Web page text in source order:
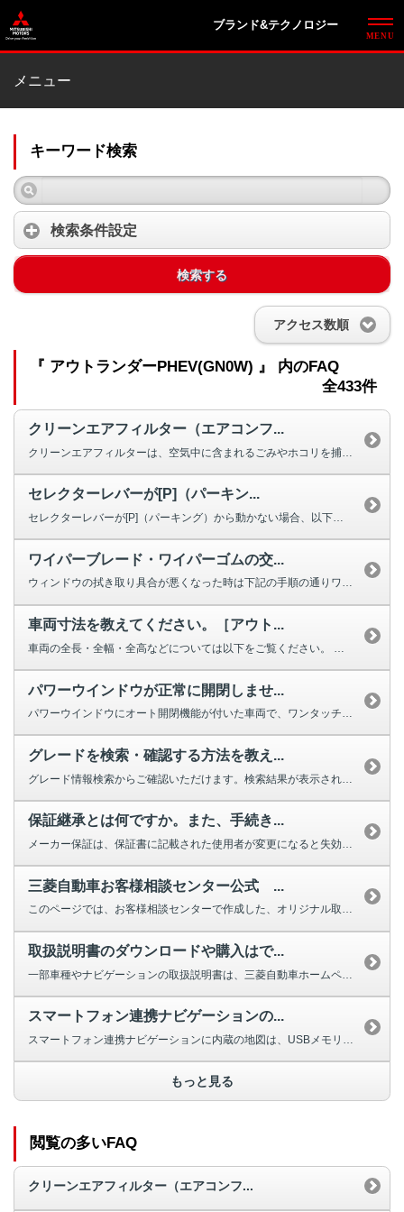
ブランド&テクノロジー
メニュー
キーワード検索
検索条件設定
検索する
アクセス数順
『 アウトランダーPHEV(GN0W) 』 内のFAQ
全433件
クリーンエアフィルター（エアコンフ...
セレクターレバーが[P]（パーキン...
セレクターレバーが[P]（パーキング）から動かない場合、以下を確認してくだ...
ワイパーブレード・ワイパーゴムの交...
ウィンドウの拭き取り具合が悪くなった時は下記の手順の通りワイパーの交換をし...
車両寸法を教えてください。［アウト...
車両の全長・全幅・全高などについては以下をご覧ください。 車両寸法 2...
パワーウインドウが正常に開閉しませ...
パワーウインドウにオート開閉機能が付いた車両で、ワンタッチで完全に閉じ...
グレードを検索・確認する方法を教え...
保証継承とは何ですか。また、手続き...
メーカー保証は、保証書に記載された使用者が変更になると失効しますが、車両の...
三菱自動車お客様相談センター公式 ...
このページでは、お客様相談センターで作成した、オリジナル取扱説明動画を掲載...
取扱説明書のダウンロードや購入はで...
スマートフォン連携ナビゲーションの...
スマートフォン連携ナビゲーションに内蔵の地図は、USBメモリまたは自動マッ...
もっと見る
閲覧の多いFAQ
クリーンエアフィルター（エアコンフ...